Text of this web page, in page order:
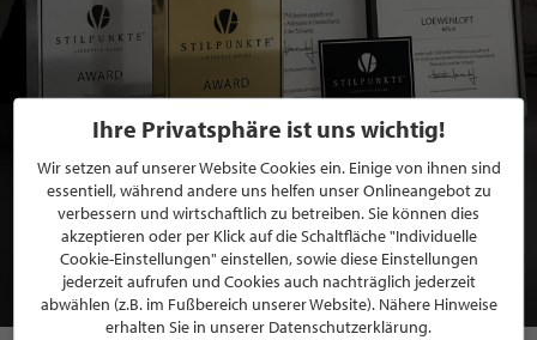
BEWERBEN SIE SICH FÜR EINE GRATIS
MITGLIEDSCHAFT BEI STILPUNKTE®
JETZT GRATIS BEWERBEN
Ihre Privatsphäre ist uns wichtig!
Wir setzen auf unserer Website Cookies ein. Einige von ihnen sind
essentiell, während andere uns helfen unser Onlineangebot zu
verbessern und wirtschaftlich zu betreiben. Sie können dies
akzeptieren oder per Klick auf die Schaltfläche "Individuelle
Cookie-Einstellungen" einstellen, sowie diese Einstellungen
jederzeit aufrufen und Cookies auch nachträglich jederzeit
abwählen (z.B. im Fußbereich unserer Website). Nähere Hinweise
erhalten Sie in unserer Datenschutzerklärung.